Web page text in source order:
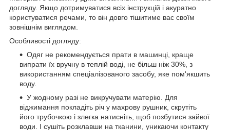
догляду. Якщо дотримуватися всіх інструкцій і акуратно
користуватися речами, то він довго тішитиме вас своїм
зовнішнім виглядом.
Особливості догляду:
Одяг не рекомендується прати в машинці, краще
випрати їх вручну в теплій воді, не більш ніж 30%, з
використанням спеціалізованого засобу, яке пом'якшить
воду.
У жодному разі не викручувати матерію. Для
віджимання покладіть річ у махрову рушник, скрутіть
його трубочкою і злегка натисніть, щоб позбутися зайвої
води. І сушіть розклавши на тканини, уникаючи контакту